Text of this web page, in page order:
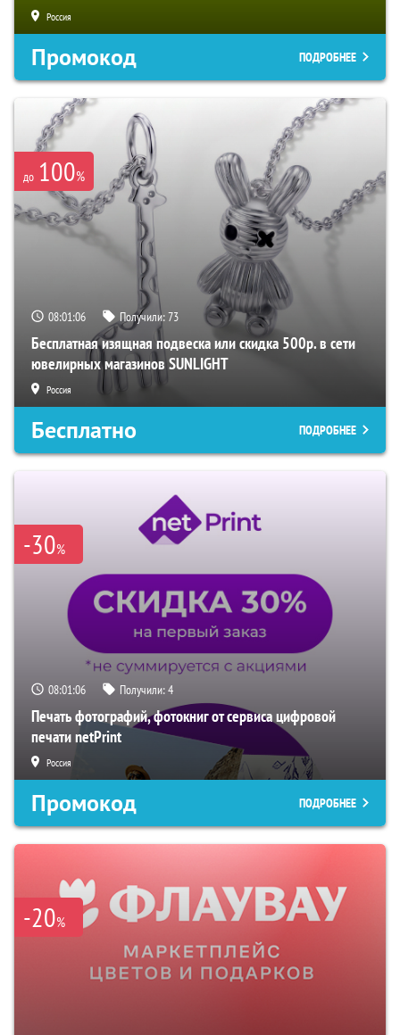
Россия
Промокод ПОДРОБНЕЕ
до 100%
08:01:05 Получили:73
Бесплатная изящная подвеска или скидка 500р. в сети
ювелирных магазинов SUNLIGHT
Россия
Бесплатно ПОДРОБНЕЕ
-30%
08:01:05 Получили:4
Печать фотографий, фотокниг от сервиса цифровой
печати netPrint
Россия
Промокод ПОДРОБНЕЕ
-20%